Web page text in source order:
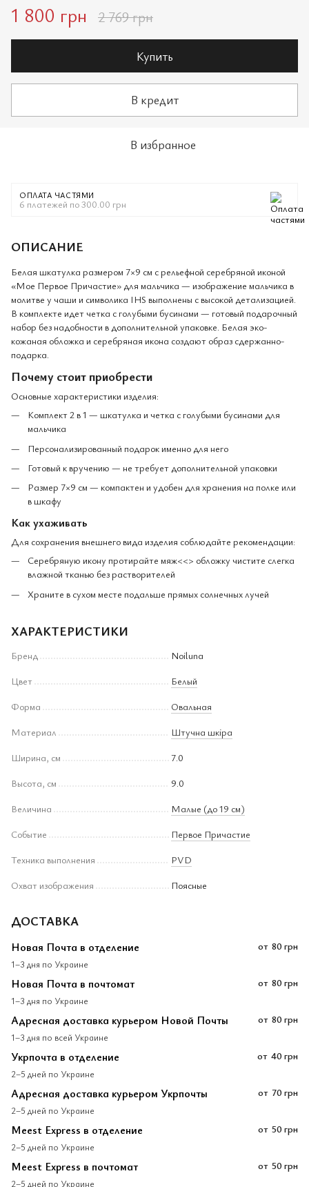
1 800 грн 2 769 грн
Купить
В кредит
В избранное
ОПЛАТА ЧАСТЯМИ
6 платежей по 300.00 грн
ОПИСАНИЕ
Белая шкатулка размером 7×9 см с рельефной серебряной иконой
«Мое Первое Причастие» для мальчика — изображение мальчика в
молитве у чаши и символика IHS выполнены с высокой детализацией.
В комплекте идет четка с голубыми бусинами — готовый подарочный
набор без надобности в дополнительной упаковке. Белая эко-
кожаная обложка и серебряная икона создают образ сдержанно-
подарка.
Почему стоит приобрести
Основные характеристики изделия:
Комплект 2 в 1 — шкатулка и четка с голубыми бусинами для
мальчика
Персонализированный подарок именно для него
Готовый к вручению — не требует дополнительной упаковки
Размер 7×9 см — компактен и удобен для хранения на полке или
в шкафу
Как ухаживать
Для сохранения внешнего вида изделия соблюдайте рекомендации:
Серебряную икону протирайте мяж<<> обложку чистите слегка
влажной тканью без растворителей
Храните в сухом месте подальше прямых солнечных лучей
ХАРАКТЕРИСТИКИ
Бренд
Noiluna
Цвет
Белый
Форма
Овальная
Материал
Штучна шкіра
Ширина, см
7.0
Высота, см
9.0
Величина
Малые (до 19 см)
Событие
Первое Причастие
Техника выполнения
PVD
Охват изображения
Поясные
ДОСТАВКА
Новая Почта в отделение
1–3 дня по Украине
от 80 грн
Новая Почта в почтомат
1–3 дня по Украине
от 80 грн
Адресная доставка курьером Новой Почты
1–3 дня по всей Украине
от 80 грн
Укрпочта в отделение
2–5 дней по Украине
от 40 грн
Адресная доставка курьером Укрпочты
2–5 дней по Украине
от 70 грн
Meest Express в отделение
2–5 дней по Украине
от 50 грн
Meest Express в почтомат
2–5 дней по Украине
от 50 грн